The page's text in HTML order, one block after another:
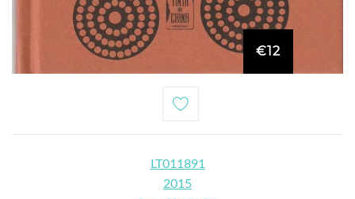
€12
LT011891
2015